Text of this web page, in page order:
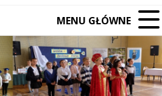
MENU GŁÓWNE